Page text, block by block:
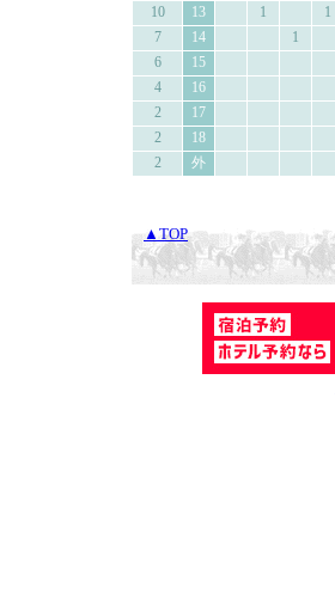
10
13 1 1
7
14
1
6
15
4
16
2
17
2
18
2
外
▲TOP